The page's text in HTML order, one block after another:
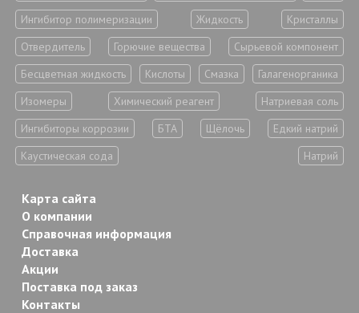
Ингибитор полимеризации
Жидкость
Кристаллы
Отвердитель
Горючие вещества
Сырьевой компонент
Бесцветная жидкость
Кислоты Смазка
Галагенорганика
Изомеры
Химический реагент
Натриевая соль
Ингибиторы коррозии
БТА Щёлочь
Едкий натрий
Каустическая сода
Натрий
Карта сайта
О компании
Справочная информация
Доставка
Акции
Поставка под заказ
Контакты